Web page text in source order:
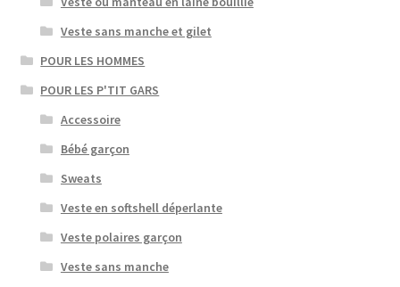
Veste sans manche et gilet
POUR LES HOMMES
POUR LES P'TIT GARS
Accessoire
Bébé garçon
Sweats
Veste en softshell déperlante
Veste polaires garçon
Veste sans manche